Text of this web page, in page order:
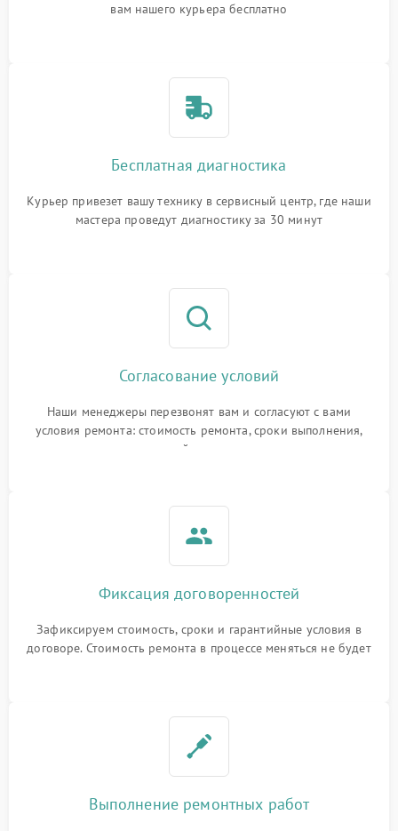
вам нашего курьера бесплатно
Бесплатная диагностика
Курьер привезет вашу технику в сервисный центр, где наши
мастера проведут диагностику за 30 минут
Согласование условий
Наши менеджеры перезвонят вам и согласуют с вами
условия ремонта: стоимость ремонта, сроки выполнения,
гарантийные условия
Фиксация договоренностей
Зафиксируем стоимость, сроки и гарантийные условия в
договоре. Стоимость ремонта в процессе меняться не будет
Выполнение ремонтных работ